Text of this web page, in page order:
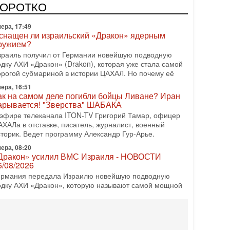
политический альянс? Что произойдет с
раскладом сил, если арабский список
17:49
ли израильский «Дракон» ядерным
получил от Германии новейшую подводную
АХИ «Дракон» (Drakon), которая уже стала самой
субмариной в истории ЦАХАЛ. Но почему её
16:51
на самом деле погибли бойцы Ливане? Иран
"Зверства" ШАБАКА
телеканала ITON-TV Григорий Тамар, офицер
в отставке, писатель, журналист, военный
Ведет программу Александр Гур-Арье.
08:20
усилил ВМС Израиля - НОВОСТИ
08/2026
передала Израилю новейшую подводную
АХИ «Дракон», которую называют самой мощной